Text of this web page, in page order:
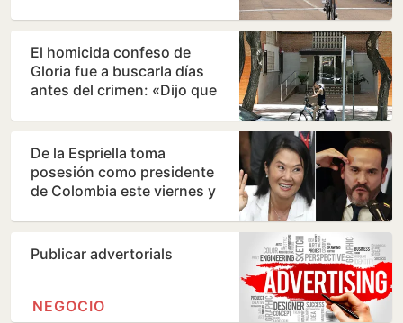
El homicida confeso de
Gloria fue a buscarla días
antes del crimen: «Dijo que
De la Espriella toma
posesión como presidente
de Colombia este viernes y
Publicar advertorials
NEGOCIO